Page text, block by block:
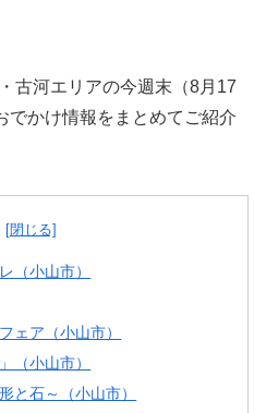
古河エリアの今週末（8月17
でかけ情報をまとめてご紹介
（小山市）
ェア（小山市）
（小山市）
と石～（小山市）